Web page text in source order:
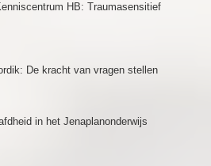
HB: Traumasensitief
De kracht van vragen stellen
in het Jenaplanonderwijs